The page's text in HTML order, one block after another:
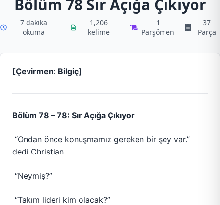
Bölüm 78 Sır Açığa Çıkıyor
7 dakika
okuma
1,206
kelime
1
Parşömen
37
Parça
[Çevirmen: Bilgiç]
Bölüm 78 – 78: Sır Açığa Çıkıyor
“Ondan önce konuşmamız gereken bir şey var.”
dedi Christian.
“Neymiş?”
“Takım lideri kim olacak?”